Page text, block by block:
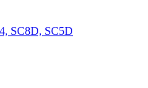
SC8D, SC5D